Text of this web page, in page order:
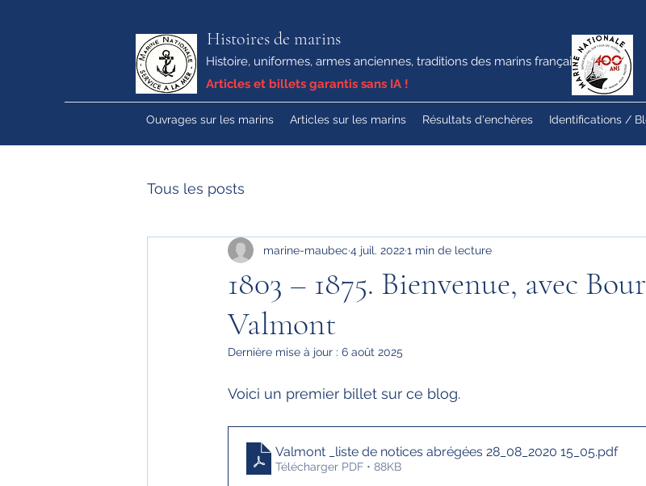
Histoires de marins
Histoire, uniformes, armes anciennes, traditions des marins français
Articles et billets garantis sans IA !
Ouvrages sur les marins Articles sur les marins Résultats d'enchères Identifications /
Tous les posts
1803 – 1875. Bienvenue, avec
Valmont
marine-maubec 4 juil. 20221 min de lecture
Dernière mise à jour : 6 août 2025
Voici un premier billet sur ce blog.
Valmont _liste de notices abrégées 28_08_2020 15_05.pdf
Télécharger PDF • 88KB